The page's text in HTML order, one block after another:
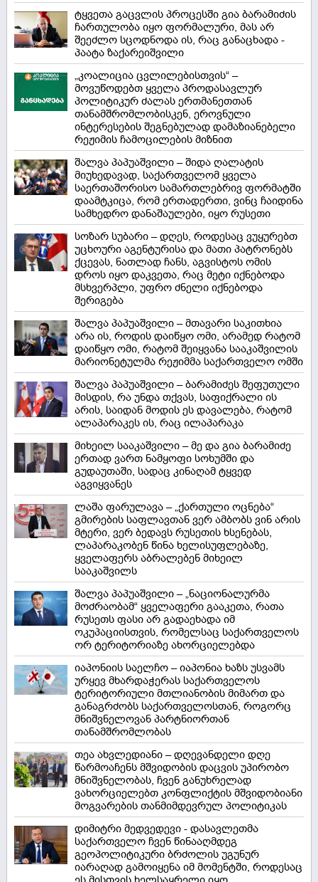
ტყვეთა გაცვლის პროცესში გია ბარამიძის
ჩართულობა იყო ფორმალური, მას არ
შეეძლო სცოდნოდა ის, რაც განაცხადა -
პაატა ზაქარეიშვილი
„კოალიცია ცვლილებისთვის“ –
მოვუწოდებთ ყველა პროდასავლურ
პოლიტიკურ ძალას ერთმანეთთან
თანამშრომლობისკენ, ეროვნული
ინტერესების შეგნებულად დამაზიანებელი
რეჟიმის ჩამოცილების მიზნით
შალვა პაპუაშვილი – შიდა ღალატის
მიუხედავად, საქართველომ ყველა
საერთაშორისო სამართლებრივ ფორმატში
დაამტკიცა, რომ ერთადერთი, ვინც ჩაიდინა
სამხედრო დანაშაულები, იყო რუსეთი
სოზარ სუბარი – დღეს, როდესაც ვუყურებთ
უცხოური აგენტურისა და მათი პატრონებს
ქცევას, ნათლად ჩანს, აგვისტოს ომის
დროს იყო დაკვეთა, რაც მეტი იქნებოდა
მსხვერპლი, უფრო ძნელი იქნებოდა
შერიგება
შალვა პაპუაშვილი – მთავარი საკითხია
არა ის, როდის დაიწყო ომი, არამედ რატომ
დაიწყო ომი, რატომ შეიყვანა სააკაშვილის
მარიონეტულმა რეჟიმმა საქართველო ომში
შალვა პაპუაშვილი – ბარამიძეს შეფუთული
მისდის, რა უნდა თქვას, საფიქრალი ის
არის, საიდან მოდის ეს დავალება, რატომ
ალაპარაკეს ის, რაც ილაპარაკა
მიხეილ სააკაშვილი – მე და გია ბარამიძე
ერთად ვართ ნამყოფი სოხუმში და
გუდაუთაში, სადაც კინაღამ ტყვედ
აგვიყვანეს
ლაშა ფარულავა – „ქართული ოცნება“
გმირების საფლავთან ვერ ამბობს ვინ არის
მტერი, ვერ ბედავს რუსეთის ხსენებას,
ლაპარაკობენ წინა ხელისუფლებაზე,
ყველაფერს აბრალებენ მიხეილ
სააკაშვილს
შალვა პაპუაშვილი – „ნაციონალურმა
მოძრაობამ“ ყველაფერი გააკეთა, რათა
რუსეთს ფასი არ გადაეხადა იმ
ოკუპაციისთვის, რომელსაც საქართველოს
ორ ტერიტორიაზე ახორციელებდა
იაპონიის საელჩო – იაპონია ხაზს უსვამს
ურყევ მხარდაჭერას საქართველოს
ტერიტორიული მთლიანობის მიმართ და
განაგრძობს საქართველოსთან, როგორც
მნიშვნელოვან პარტნიორთან
თანამშრომლობას
თეა ახვლედიანი – დღევანდელი დღე
წარმოაჩენს მშვიდობის დაცვის უპირობო
მნიშვნელობას, ჩვენ განუხრელად
ვახორციელებთ კონფლიქტის მშვიდობიანი
მოგვარების თანმიმდევრულ პოლიტიკას
დიმიტრი მედვედევი - დასავლეთმა
საქართველო ჩვენ წინააღმდეგ
გეოპოლიტიკური ბრძოლის უგუნურ
იარაღად გამოიყენა იმ მომენტში, როდესაც